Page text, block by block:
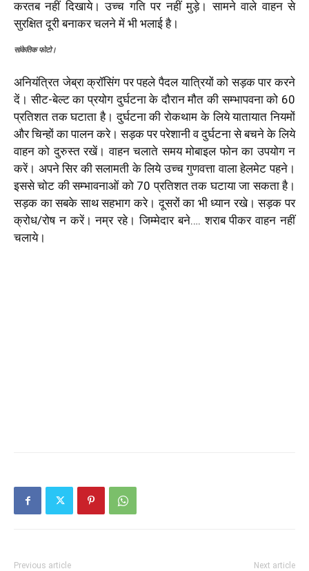
करतब नहीं दिखाये। उच्च गति पर नहीं मुड़े। सामने वाले वाहन से
सुरक्षित दूरी बनाकर चलने में भी भलाई है।
सांकेतिक फोटो।
अनियंत्रित जेब्रा क्रॉसिंग पर पहले पैदल यात्रियों को सड़क पार करने
दें। सीट-बेल्ट का प्रयोग दुर्घटना के दौरान मौत की सम्भापवना को 60
प्रतिशत तक घटाता है। दुर्घटना की रोकथाम के लिये यातायात नियमों
और चिन्हों का पालन करे। सड़क पर परेशानी व दुर्घटना से बचने के लिये
वाहन को दुरुस्त रखें। वाहन चलाते समय मोबाइल फोन का उपयोग न
करें। अपने सिर की सलामती के लिये उच्च गुणवत्ता वाला हेलमेट पहने।
इससे चोट की सम्भावनाओं को 70 प्रतिशत तक घटाया जा सकता है।
सड़क का सबके साथ सहभाग करे। दूसरों का भी ध्यान रखे। सड़क पर
क्रोध/रोष न करें। नम्र रहे। जिम्मेदार बने…. शराब पीकर वाहन नहीं
चलाये।
Previous article Next article